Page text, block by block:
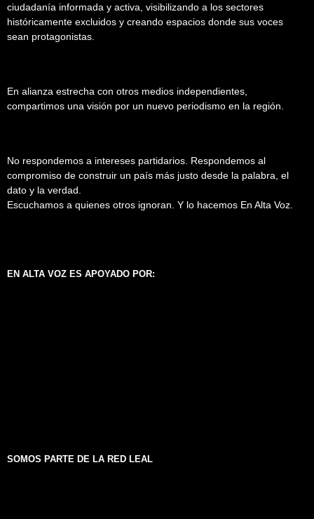
ciudadanía informada y activa, visibilizando a los sectores
históricamente excluidos y creando espacios donde sus voces
sean protagonistas.
En alianza estrecha con otros medios independientes,
compartimos una visión por un nuevo periodismo en la región.
No respondemos a intereses partidarios. Respondemos al
compromiso de construir un país más justo desde la palabra, el
dato y la verdad.
Escuchamos a quienes otros ignoran. Y lo hacemos En Alta Voz.
EN ALTA VOZ ES APOYADO POR:
SOMOS PARTE DE LA RED LEAL